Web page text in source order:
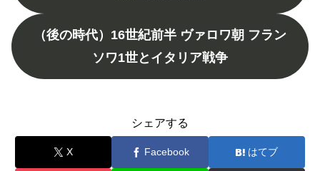
（後の時代）16世紀前半 ヴァロワ朝 フラン
ソワ1世とイタリア戦争
シェアする
X Facebook はてブ